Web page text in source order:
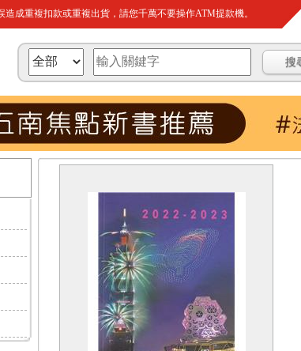
成重複扣款或重複出貨，請您千萬不要操作ATM提款機。